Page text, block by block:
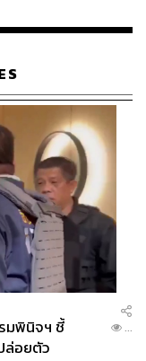
าธิ
น
ก็ยังดูสาว และ
ปร่างด้วยการ
ลาย และไม่อด
ลทุกครั้งที่อยากกิน
กจากสุขภาพ
พจิตใจด้วย
เธอให้
าธิอย่างสม่ำเสมอ
ลิเคชันนั่งสมาธิที่
งสมาธิอยู่เช่น
มพินิจฯ ชี้
ล่อยตัว
...